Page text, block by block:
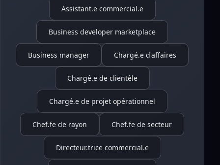
Assistant.e commercial.e
Business developer marketplace
Business manager Chargé.e d'affaires
Chargé.e de clientèle
Chargé.e de projet opérationnel
Chef.fe de rayon Chef.fe de secteur
Directeur.trice commercial.e